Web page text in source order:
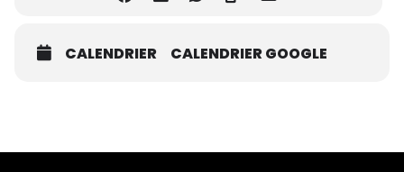
CALENDRIER CALENDRIER GOOGLE